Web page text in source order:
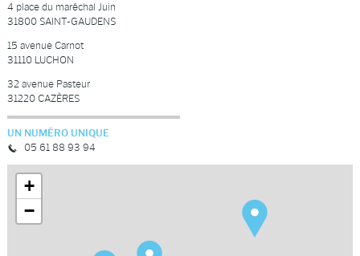
4 place du maréchal Juin
31800 SAINT-GAUDENS
15 avenue Carnot
31110 LUCHON
32 avenue Pasteur
31220 CAZÈRES
UN NUMÉRO UNIQUE
05 61 88 93 94
+
−